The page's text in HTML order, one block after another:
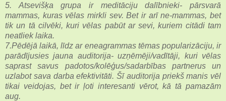
5. Atsevišķa grupa ir meditāciju dalībnieki- pārsvarā
mammas, kuras vēlas mirkli sev. Bet ir arī ne-mammas, bet
tik un tā cilvēki, kuri vēlas pabūt ar sevi, kuriem citādi tam
neatliek laika.
7.Pēdējā laikā, līdz ar eneagrammas tēmas popularizāciju, ir
parādījusies jauna auditorija- uzņēmēji/vadītāji, kuri vēlas
saprast savus padotos/kolēģus/sadarbības partnerus un
uzlabot sava darba efektivitāti. Šī auditorija priekš manis vēl
tikai veidojas, bet ir ļoti interesanti vērot, kā tā pamazām
aug.